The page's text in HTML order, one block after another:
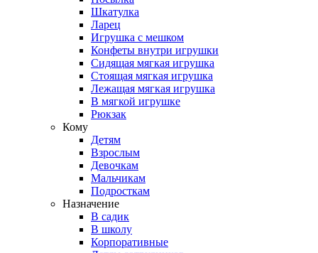
Шкатулка
Ларец
Игрушка с мешком
Конфеты внутри игрушки
Сидящая мягкая игрушка
Стоящая мягкая игрушка
Лежащая мягкая игрушка
В мягкой игрушке
Рюкзак
Кому
Детям
Взрослым
Девочкам
Мальчикам
Подросткам
Назначение
В садик
В школу
Корпоративные